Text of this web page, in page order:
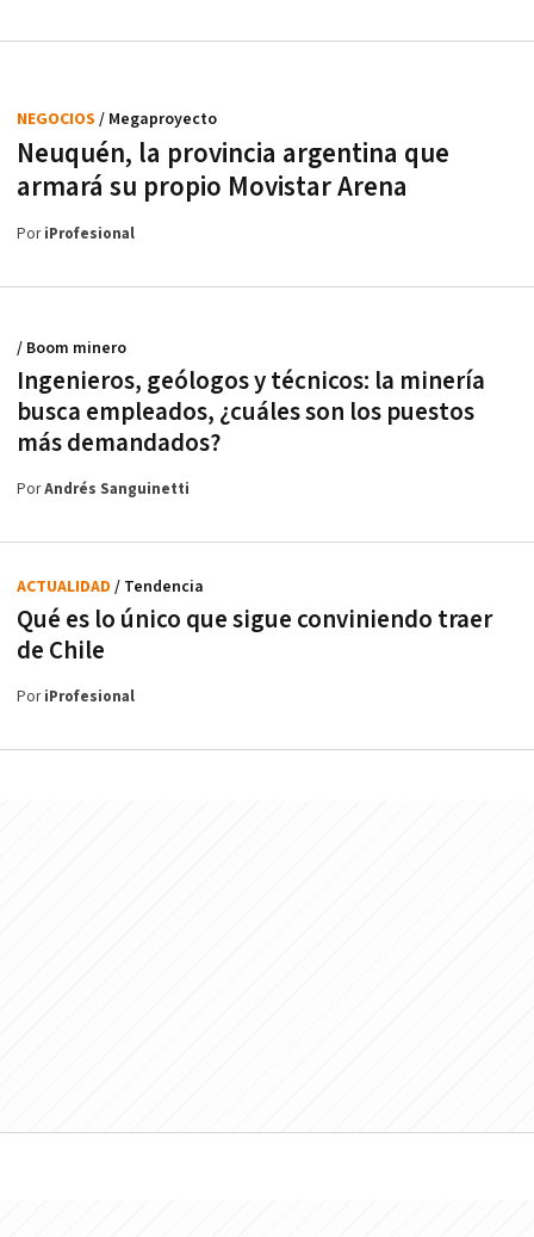
Neuquén, la provincia argentina que
armará su propio Movistar Arena
NEGOCIOS / Megaproyecto
PoriProfesional
Ingenieros, geólogos y técnicos: la minería
busca empleados, ¿cuáles son los puestos
más demandados?
/ Boom minero
PorAndrés Sanguinetti
Qué es lo único que sigue conviniendo traer
de Chile
ACTUALIDAD / Tendencia
PoriProfesional